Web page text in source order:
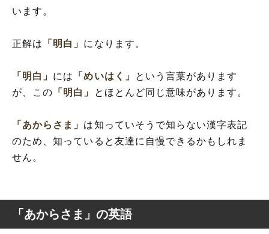
います。
正解は 「明白」 になります。
「明白」 には 「めいはく」
という言葉があります
が、この 「明白」 とほとんど同じ意味があります。
「あからさま」 は知っていそうで知らない漢字表記
のため、知っていると友達に自慢できるかもしれま
せん。
「あからさま」の英語